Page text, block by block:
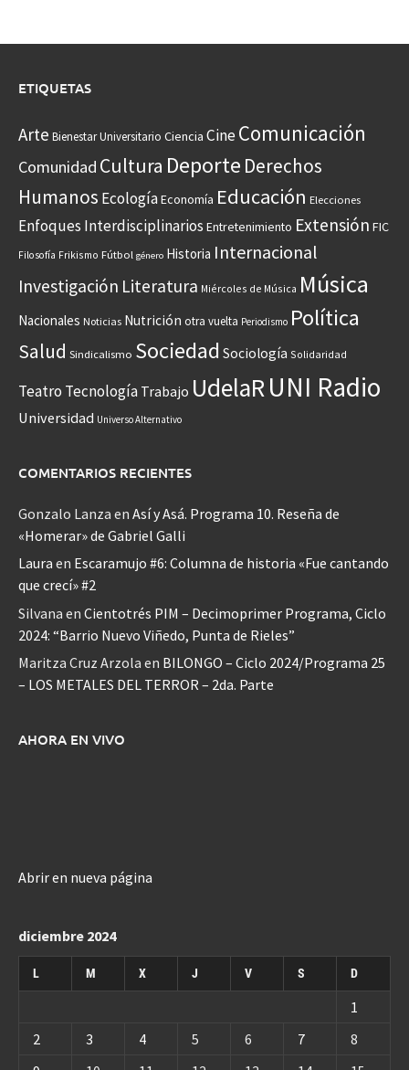
ETIQUETAS
Arte Bienestar Universitario Ciencia CineComunicación
Comunidad Cultura Deporte Derechos
Humanos EcologíaEconomía Educación Elecciones
Enfoques Interdisciplinarios Entretenimiento Extensión FIC
Filosofía Frikismo Fútbol género Historia Internacional
Investigación Literatura Miércoles de Música Música
Nacionales Noticias Nutrición otra vuelta Periodismo Política
Salud Sindicalismo Sociedad Sociología Solidaridad
Teatro Tecnología Trabajo UdelaR UNI Radio
Universidad Universo Alternativo
COMENTARIOS RECIENTES
Gonzalo Lanza en Así y Asá. Programa 10. Reseña de
«Homerar» de Gabriel Galli
Laura en Escaramujo #6: Columna de historia «Fue cantando
que crecí» #2
Silvana en Cientotrés PIM – Decimoprimer Programa, Ciclo
2024: “Barrio Nuevo Viñedo, Punta de Rieles”
Maritza Cruz Arzola en BILONGO – Ciclo 2024/Programa 25
– LOS METALES DEL TERROR – 2da. Parte
AHORA EN VIVO
Abrir en nueva página
diciembre 2024
L M X J V S D
1
2
3 4 5 6 7
8